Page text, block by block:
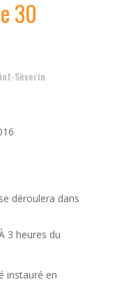
30
Séverin
déroulera dans
3 heures du
instauré en